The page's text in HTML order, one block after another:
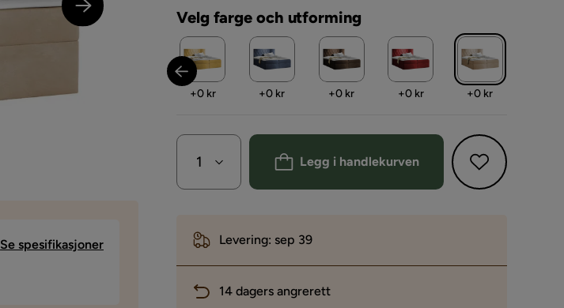
Se spesifikasjoner
Velg farge och utforming
Pris
+0 kr Pris
+0 kr Pris
+0 kr Pris
+0 kr Pris
+0 kr
Legg i handlekurven
Levering: sep 39
14 dagers angrerett